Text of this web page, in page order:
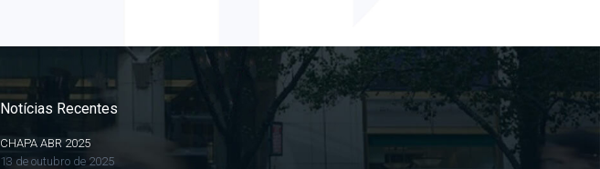
Notícias Recentes
CHAPA ABR 2025
13 de outubro de 2025